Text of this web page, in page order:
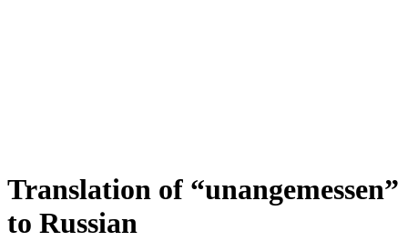
Translation of “unangemessen”
to Russian